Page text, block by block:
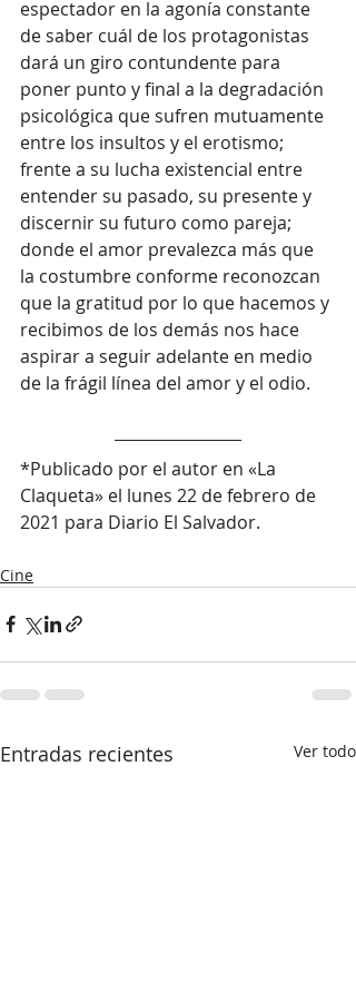
espectador en la agonía constante
de saber cuál de los protagonistas
dará un giro contundente para
poner punto y final a la degradación
psicológica que sufren mutuamente
entre los insultos y el erotismo;
frente a su lucha existencial entre
entender su pasado, su presente y
discernir su futuro como pareja;
donde el amor prevalezca más que
la costumbre conforme reconozcan
que la gratitud por lo que hacemos y
recibimos de los demás nos hace
aspirar a seguir adelante en medio
de la frágil línea del amor y el odio.
*Publicado por el autor en «La
Claqueta» el lunes 22 de febrero de
2021 para Diario El Salvador.
Cine
Entradas recientes Ver todo